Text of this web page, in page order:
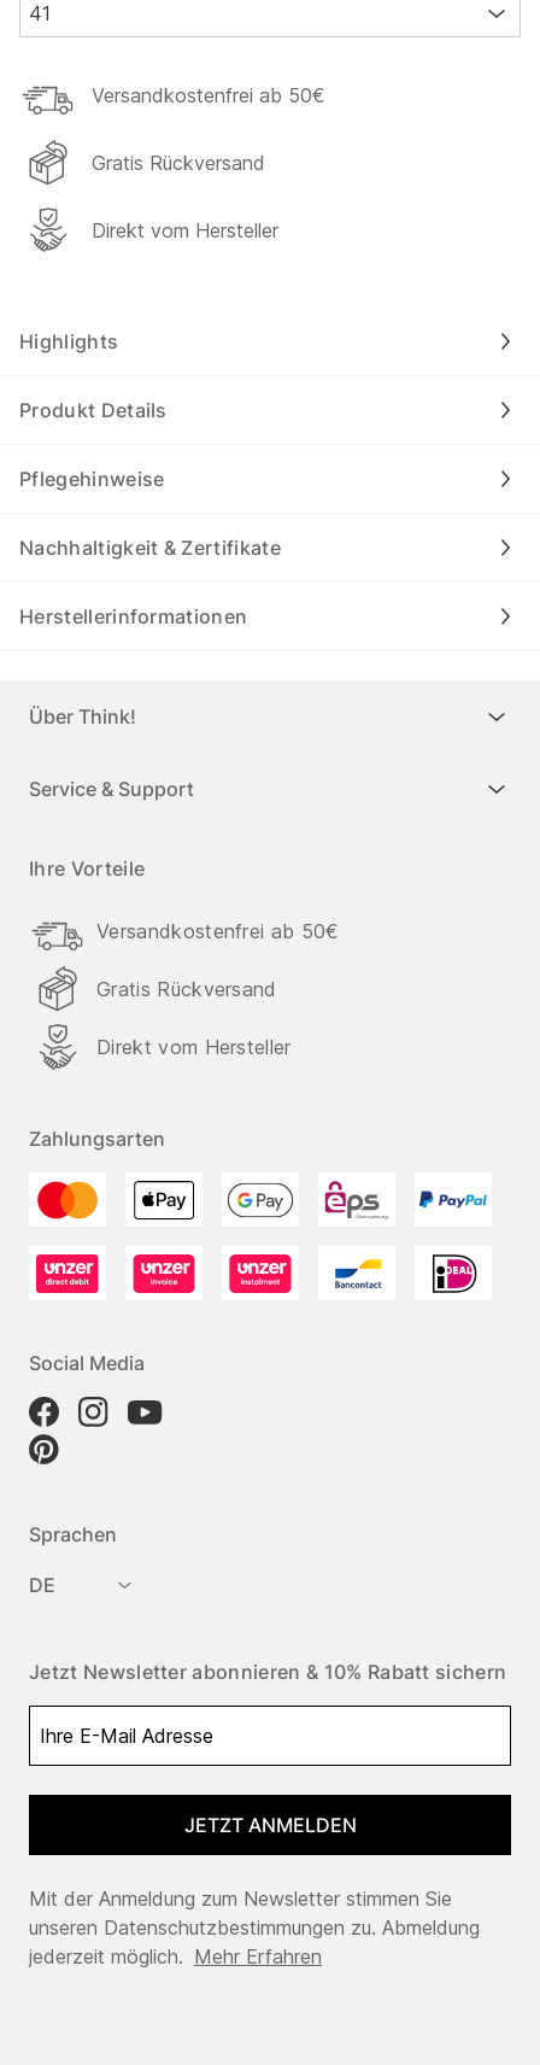
41
Versandkostenfrei ab 50€
Gratis Rückversand
Direkt vom Hersteller
Highlights
Produkt Details
Pflegehinweise
Nachhaltigkeit & Zertifikate
Herstellerinformationen
Über Think!
Service & Support
Ihre Vorteile
Versandkostenfrei ab 50€
Gratis Rückversand
Direkt vom Hersteller
Zahlungsarten
Social Media
Sprachen
DE
Jetzt Newsletter abonnieren & 10% Rabatt sichern
JETZT ANMELDEN
Mit der Anmeldung zum Newsletter stimmen Sie
unseren Datenschutzbestimmungen zu. Abmeldung
jederzeit möglich. Mehr Erfahren